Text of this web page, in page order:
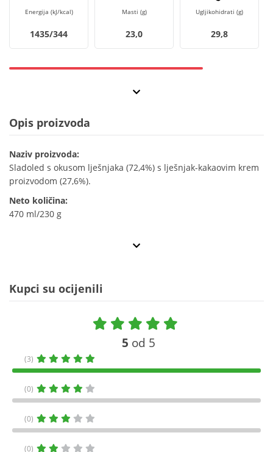
Energija (kJ/kcal)
1435/344
Masti (g)
23,0
Ugljikohidrati (g)
29,8
Opis proizvoda
Naziv proizvoda:
Sladoled s okusom lješnjaka (72,4%) s lješnjak-kakaovim krem
proizvodom (27,6%).
Neto količina:
470 ml/230 g
Kupci su ocijenili
5 od 5
(3)
(0)
(0)
(0)